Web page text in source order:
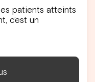
patients atteints
c’est un